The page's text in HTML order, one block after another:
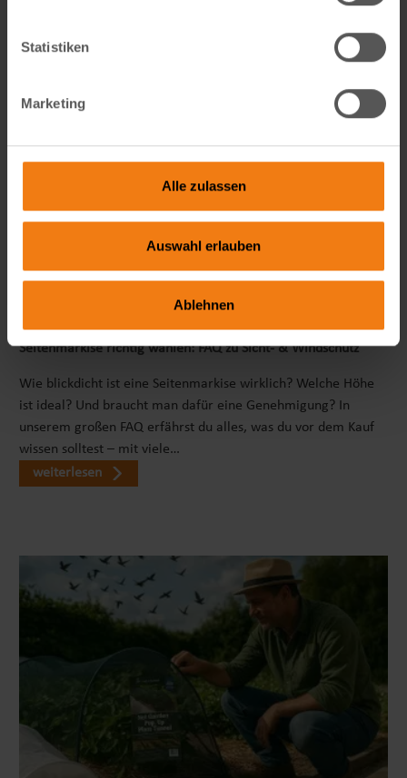
Statistiken
Marketing
Alle zulassen
Auswahl erlauben
Ablehnen
Seitenmarkise richtig wählen: FAQ zu Sicht- & Windschutz
Wie blickdicht ist eine Seitenmarkise wirklich? Welche Höhe
ist ideal? Und braucht man dafür eine Genehmigung? In
unserem großen FAQ erfährst du alles, was du vor dem Kauf
wissen solltest – mit viele…
weiterlesen